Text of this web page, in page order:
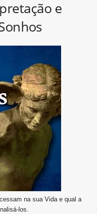
e
na sua Vida e qual a
los.